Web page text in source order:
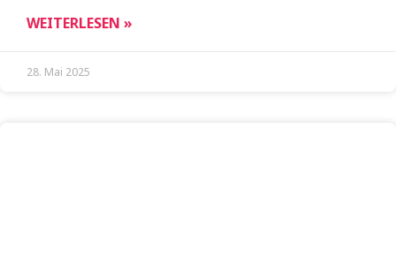
WEITERLESEN »
28. Mai 2025